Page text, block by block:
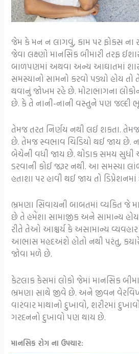
જેમ કે મન ન લાગવું, કામ પર ફોકસ
જેવા લક્ષ્‍ણો માનસિક બીમારી તરફ
બાળપણમાં અથવા અન્ય આઘાતમાં
સમસ્યાનો સામનો કરવો પડ્યો હોય તો
થવાનું જોખમ રહે છે. મોટાભાગના
છે. કે તે નાની-નાની વસ્તુને પણ જલ્દી
તેમજ તરત નિર્ણય નથી લઈ શકતા.
છે. તેમજ સ્વભાવ ચિડિયો થઈ જાય છે.
બેચેની વધી જાય છે. થોડાક સમય સુધી
ડરવાની કોઈ જરૂર નથી. આ સમસ્યા
હતાશા પર હાવી થઈ જાય તો
ભ્રમણા સિવાયની બાબતમાં વ્યકિત જે
છે તે હમેંશા સામાજીક અને સામાન્ય
રીતે તેઓ આશ્ચર્ય કે અસામાન્ય
આભાસ મહદઅંશે હોતો નથી પરંતુ,
જોવા મળે છે.
કેટલાક કેસમાં લોકો જેમાં માનસિક
ભ્રમણા સાથે જીવે છે. અને જીવન
વારંવાર માથાનો દુખાવો, શરીરમાં
ગરદનનો દુખાવો પણ થાય છે.
માનસિક રોગ ના ઉપચાર: